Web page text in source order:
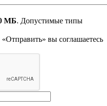
МБ. Допустимые типы
вы соглашаетесь